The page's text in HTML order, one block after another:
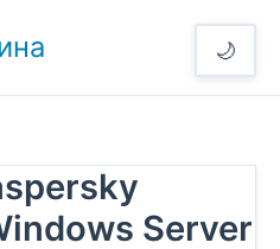
🌙
Server